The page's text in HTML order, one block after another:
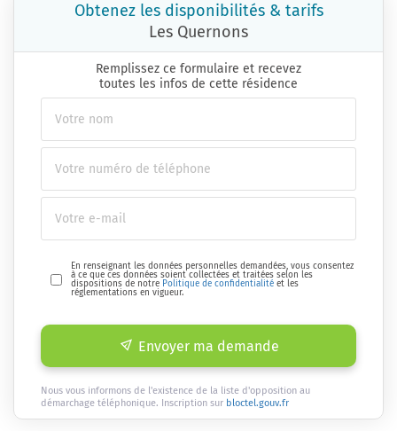
Obtenez les disponibilités & tarifs
Les Quernons
Remplissez ce formulaire et recevez
toutes les infos de cette résidence
En renseignant les données personnelles demandées, vous consentez
à ce que ces données soient collectées et traitées selon les
dispositions de notre Politique de confidentialité et les
réglementations en vigueur.
Envoyer ma demande
Nous vous informons de l'existence de la liste d'opposition au
démarchage téléphonique. Inscription sur bloctel.gouv.fr